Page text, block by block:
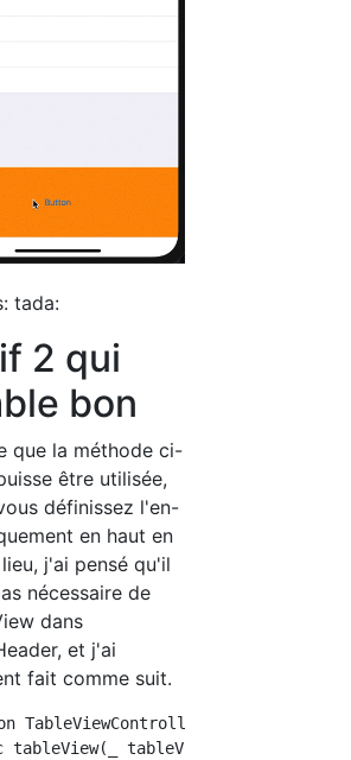
tada:
2 qui
bon
que la méthode ci-
être utilisée,
définissez l'en-
en haut en
j'ai pensé qu'il
nécessaire de
dans
et j'ai
fait comme suit.
TableViewController:
tableView(_ tableView: